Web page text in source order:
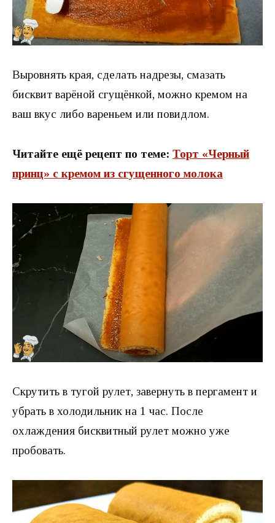
Выровнять края, сделать надрезы, смазать
бисквит варёной сгущёнкой, можно кремом на
ваш вкус либо вареньем или повидлом.
Читайте ещё рецепт по теме: Торт «Черный
принц» с кремом из сгущенного молока
Скрутить в тугой рулет, завернуть в пергамент и
убрать в холодильник на 1 час. После
охлаждения бисквитный рулет можно уже
пробовать.